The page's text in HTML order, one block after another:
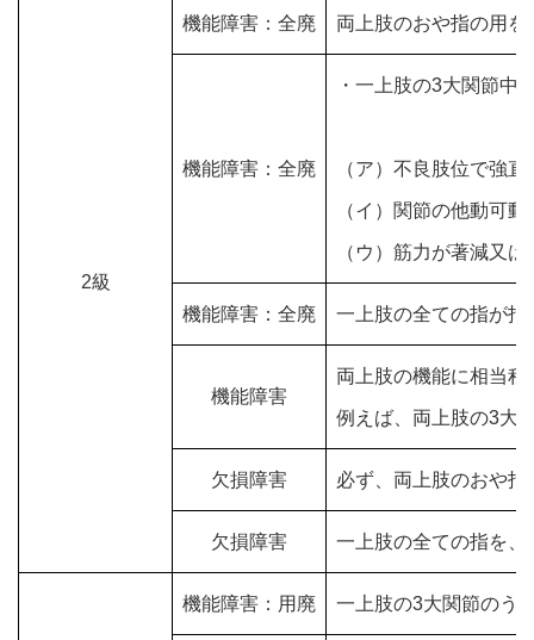
2級
機能障害：全廃 両上肢のおや指の用
機能障害：全廃
・一上肢の3大関節中
（ア）不良肢位で強
（イ）関節の他動可
（ウ）筋力が著減又
機能障害：全廃 一上肢の全ての指が
機能障害
両上肢の機能に相当
例えば、両上肢の3大
欠損障害 必ず、両上肢のおや
欠損障害 一上肢の全ての指を
機能障害：用廃 一上肢の3大関節のう